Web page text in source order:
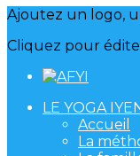
Ajoutez un logo,
Cliquez pour
LE YOGA
Accueil
La